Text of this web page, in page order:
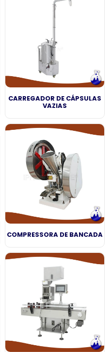
CARREGADOR DE CÁPSULAS
VAZIAS
COMPRESSORA DE BANCADA